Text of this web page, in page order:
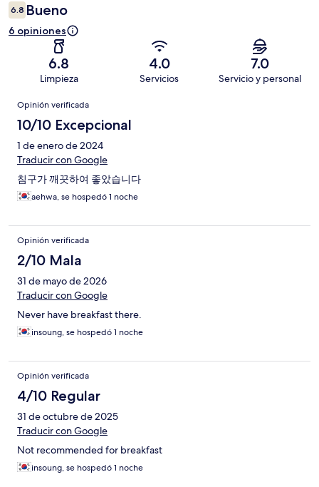
6.8 Bueno
6 opiniones
6.8
Limpieza
4.0
Servicios
7.0
Servicio y personal
Opiniones
Opinión verificada
10/10 Excepcional
1 de enero de 2024
Traducir con Google
침구가 깨끗하여 좋았습니다
aehwa, se hospedó 1 noche
Opinión verificada
2/10 Mala
31 de mayo de 2026
Traducir con Google
Never have breakfast there.
insoung, se hospedó 1 noche
Opinión verificada
4/10 Regular
31 de octubre de 2025
Traducir con Google
Not recommended for breakfast
insoung, se hospedó 1 noche